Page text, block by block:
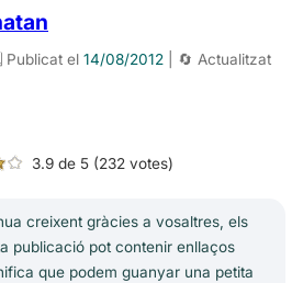
Publicat el 14/08/2012 | 🔄 Actualitzat
3.9 de 5 (232 votes)
creixent gràcies a vosaltres, els
publicació pot contenir enllaços
que podem guanyar una petita